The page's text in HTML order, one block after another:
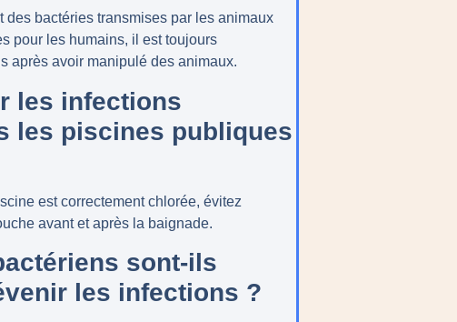
des bactéries transmises par les animaux
pour les humains, il est toujours
après avoir manipulé des animaux.
les infections
les piscines publiques
est correctement chlorée, évitez
avant et après la baignade.
sont-ils
les infections ?